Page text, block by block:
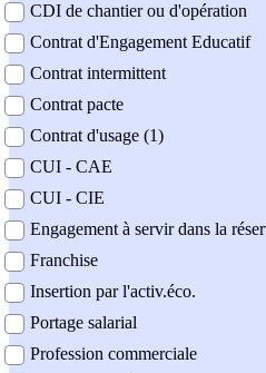
CDI de chantier ou d'opération
Contrat d'Engagement Educatif
Contrat intermittent
Contrat pacte
Contrat d'usage (1)
CUI - CAE
CUI - CIE
Engagement à servir dans la
Franchise
Insertion par l'activ.éco.
Portage salarial
Profession commerciale